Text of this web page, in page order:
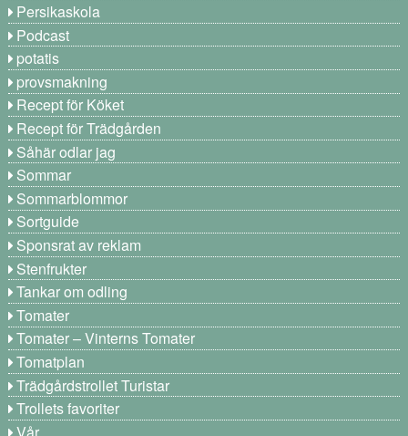
Persikaskola
Podcast
potatis
provsmakning
Recept för Köket
Recept för Trädgården
Såhär odlar jag
Sommar
Sommarblommor
Sortguide
Sponsrat av reklam
Stenfrukter
Tankar om odling
Tomater
Tomater – Vinterns Tomater
Tomatplan
Trädgårdstrollet Turistar
Trollets favoriter
Vår